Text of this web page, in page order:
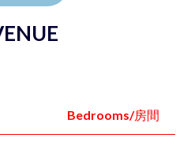
Bedrooms/房間